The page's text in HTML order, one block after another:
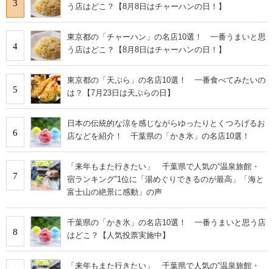
3 う店はどこ？【8月8日はチャーハンの日！】
4
東京都の「チャーハン」の名店10選！ 一番うまいと思
う店はどこ？【8月8日はチャーハンの日！】
5
東京都の「天ぷら」の名店10選！ 一番食べてみたいの
は？【7月23日は天ぷらの日】
6
日本の伝統的な涼を感じながらゆったりとくつろげるお
店などを紹介！ 千葉県の「かき氷」の名店10選！
7
「来年もまた行きたい」 千葉県で人気の“温泉旅館・
宿ランキング”1位に「湯めぐりできるのが最高」「海と
富士山の絶景に感動」の声
8
千葉県の「かき氷」の名店10選！ 一番うまいと思う店
はどこ？【人気投票実施中】
「来年もまた行きたい」 千葉県で人気の“温泉旅館・